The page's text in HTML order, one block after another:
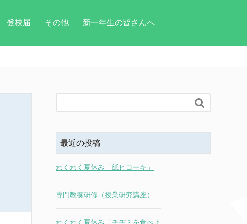
登校届 その他 新一年生の皆さんへ

最近の投稿
わくわく夏休み「紙ヒコーキ」
専門教養研修（授業研究講座）